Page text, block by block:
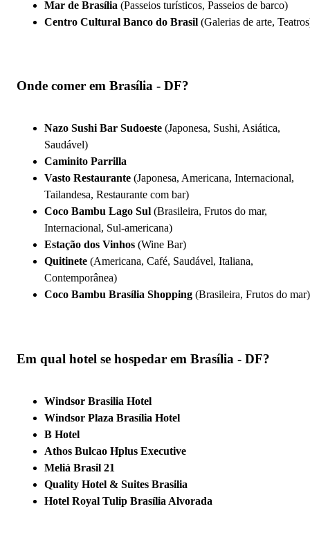
Mar de Brasília (Passeios turísticos, Passeios de barco)
Centro Cultural Banco do Brasil (Galerias de arte,
Onde comer em Brasília - DF?
Nazo Sushi Bar Sudoeste (Japonesa, Sushi, Asiática,
Saudável)
Caminito Parrilla
Vasto Restaurante (Japonesa, Americana, Internacional,
Tailandesa, Restaurante com bar)
Coco Bambu Lago Sul (Brasileira, Frutos do mar,
Internacional, Sul-americana)
Estação dos Vinhos (Wine Bar)
Quitinete (Americana, Café, Saudável, Italiana,
Contemporânea)
Coco Bambu Brasília Shopping (Brasileira, Frutos do mar)
Em qual hotel se hospedar em Brasília - DF?
Windsor Brasilia Hotel
Windsor Plaza Brasília Hotel
B Hotel
Athos Bulcao Hplus Executive
Meliá Brasil 21
Quality Hotel & Suites Brasilia
Hotel Royal Tulip Brasília Alvorada